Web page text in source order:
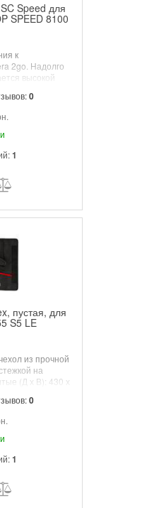
Speed для
SPEED 8100
к
2go. Надолго
высокой
и влаги.
липучке.
0
1
пустая, для
S5 LE
из прочной
на
(Д х В): 430 х
0
1